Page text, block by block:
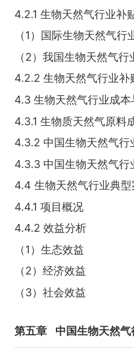
4.2.1 生物天然气行业补
（1）国际生物天然气
（2）我国生物天然气
4.2.2 生物天然气行业补
4.3 生物天然气行业成
4.3.1 生物质天然气原料
4.3.2 中国生物天然气行
4.3.3 中国生物天然气行
4.4 生物天然气行业典
4.4.1 项目概况
4.4.2 效益分析
（1）生态效益
（2）经济效益
（3）社会效益
第五章 中国生物天然